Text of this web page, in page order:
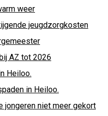
weer
jeugdzorgkosten
AZ tot 2026
Heiloo.
in Heiloo.
jongeren niet meer gekort